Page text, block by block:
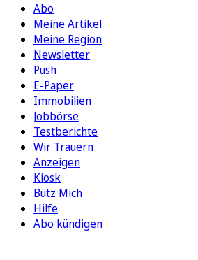
Abo
Meine Artikel
Meine Region
Newsletter
Push
E-Paper
Immobilien
Jobbörse
Testberichte
Wir Trauern
Anzeigen
Kiosk
Bütz Mich
Hilfe
Abo kündigen